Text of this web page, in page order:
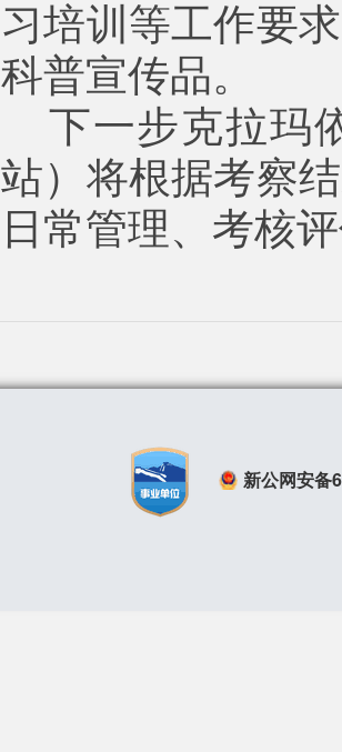
习培训等工作要
科普宣传品。
下一步克拉玛
站）将根据考察
日常管理、考核
新公网安备